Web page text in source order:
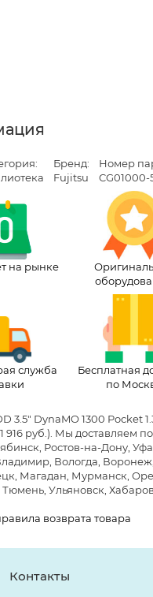
Бренд:
Fujitsu
Номер
CG01000-
на рынке
служба
Бесплатная
по
3.5" DynaMO 1300 Pocket
916 руб.) . Мы доставляем
Ростов-на-Дону,
Вологда,
Магадан, Мурманск,
Тюмень, Ульяновск,
возврата товара
Контакты